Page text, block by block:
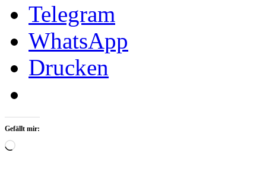
Telegram
WhatsApp
Drucken
Gefällt mir:
Wird